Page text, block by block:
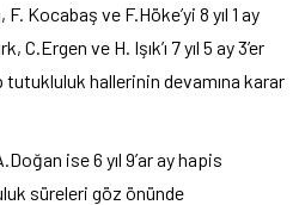
Kocabaş ve F.Höke’yi 8 yıl 1 ay
C.Ergen ve H. Işık’ı 7 yıl 5 ay 3’er
tutukluluk hallerinin devamına karar
ise 6 yıl 9’ar ay hapis
süreleri göz önünde